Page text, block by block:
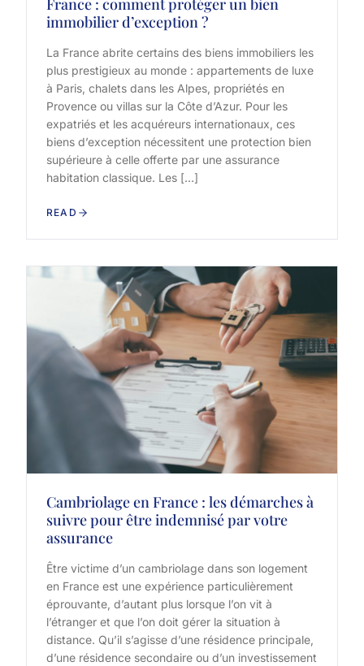
France : comment protéger un bien
immobilier d’exception ?
La France abrite certains des biens immobiliers les
plus prestigieux au monde : appartements de luxe
à Paris, chalets dans les Alpes, propriétés en
Provence ou villas sur la Côte d’Azur. Pour les
expatriés et les acquéreurs internationaux, ces
biens d’exception nécessitent une protection bien
supérieure à celle offerte par une assurance
habitation classique. Les […]
READ
Cambriolage en France : les démarches à
suivre pour être indemnisé par votre
assurance
Être victime d’un cambriolage dans son logement
en France est une expérience particulièrement
éprouvante, d’autant plus lorsque l’on vit à
l’étranger et que l’on doit gérer la situation à
distance. Qu’il s’agisse d’une résidence principale,
d’une résidence secondaire ou d’un investissement